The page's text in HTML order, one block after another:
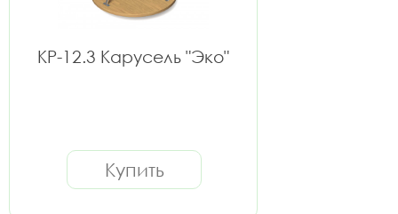
КР-12.3 Карусель "Эко"
Купить